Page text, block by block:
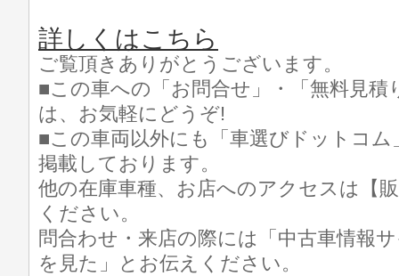
詳しくはこちら
ご覧頂きありがとうございます。
■この車への「お問合せ」・「無料見積
は、お気軽にどうぞ!
■この車両以外にも「車選びドットコ
掲載しております。
他の在庫車種、お店へのアクセスは【
ください。
問合わせ・来店の際には「中古車情報
を見た」とお伝えください。